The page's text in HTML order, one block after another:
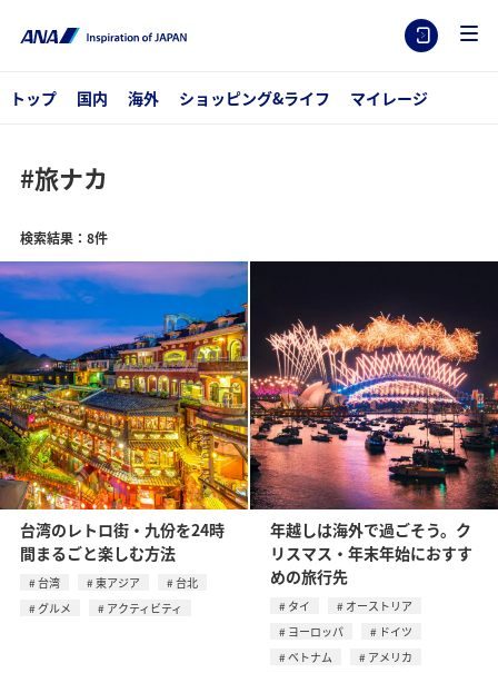
トップ 国内 海外 ショッピング&ライフ マイレージ
#旅ナカ
検索結果：8件
台湾のレトロ街・九份を24時
間まるごと楽しむ方法
台湾 東アジア
台北
グルメ
アクティビティ
年越しは海外で過ごそう。ク
リスマス・年末年始におすす
めの旅行先
タイ
オーストリア
ヨーロッパ
ドイツ
ベトナム
アメリカ